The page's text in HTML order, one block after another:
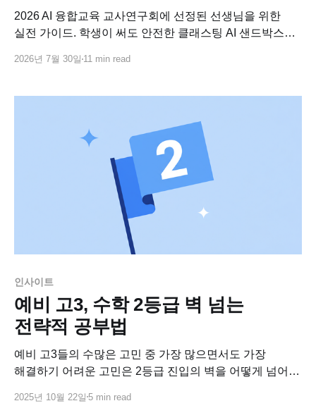
2026 AI 융합교육 교사연구회에 선정된 선생님을 위한
실전 가이드. 학생이 써도 안전한 클래스팅 AI 샌드박스로
코스웨어까지 연결하는 방법.
2026년 7월 30일 11 min read
인사이트
예비 고3, 수학 2등급 벽 넘는
전략적 공부법
예비 고3들의 수많은 고민 중 가장 많으면서도 가장
해결하기 어려운 고민은 2등급 진입의 벽을 어떻게 넘어
이해하고 있는데도, 시간 부족이나 반복되는 실수, 투자
2025년 10월 22일 5 min read